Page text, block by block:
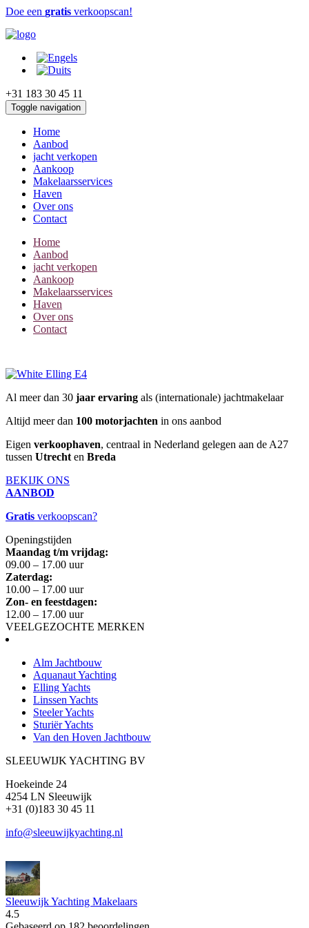
Doe een gratis verkoopscan!
+31 183 30 45 11
Toggle navigation
Home
Aanbod
jacht verkopen
Aankoop
Makelaarsservices
Haven
Over ons
Contact
Home
Aanbod
jacht verkopen
Aankoop
Makelaarsservices
Haven
Over ons
Contact
Al meer dan 30 jaar ervaring als (internationale) jachtmakelaar
Altijd meer dan 100 motorjachten in ons aanbod
Eigen verkoophaven, centraal in Nederland gelegen aan de A27
tussen Utrecht en Breda
BEKIJK ONS
AANBOD
Gratis verkoopscan?
Openingstijden
Maandag t/m vrijdag:
09.00 – 17.00 uur
Zaterdag:
10.00 – 17.00 uur
Zon- en feestdagen:
12.00 – 17.00 uur
VEELGEZOCHTE MERKEN
Alm Jachtbouw
Aquanaut Yachting
Elling Yachts
Linssen Yachts
Steeler Yachts
Sturiër Yachts
Van den Hoven Jachtbouw
SLEEUWIJK YACHTING BV
Hoekeinde 24
4254 LN Sleeuwijk
+31 (0)183 30 45 11
info@sleeuwijkyachting.nl
Sleeuwijk Yachting Makelaars
4.5